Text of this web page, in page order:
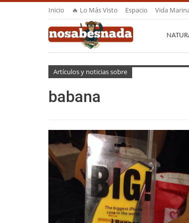
Inicio 🔥 Lo Más Visto Espacio Vida
Artículos y noticias sobre
babana